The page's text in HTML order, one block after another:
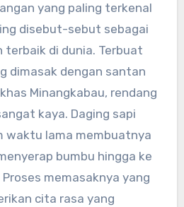
yang paling terkenal
disebut-sebut sebagai
terbaik di dunia. Terbuat
dimasak dengan santan
Minangkabau, rendang
kaya. Daging sapi
waktu lama membuatnya
bumbu hingga ke
memasaknya yang
cita rasa yang